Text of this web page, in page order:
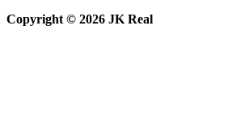
Copyright © 2026 JK Real